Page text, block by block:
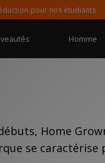
pour nos étudiants
Homme
Home
se